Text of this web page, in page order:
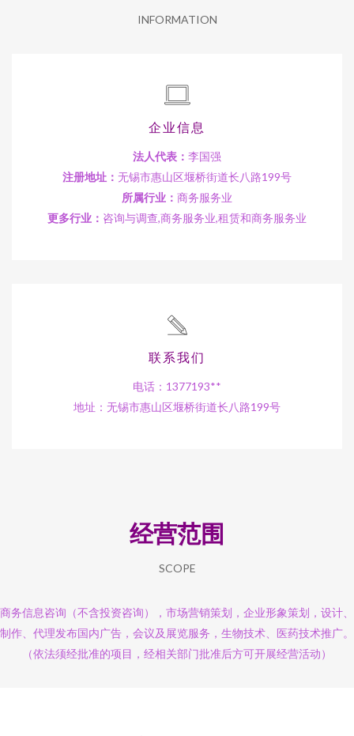
INFORMATION
企业信息
法人代表： 李国强
注册地址： 无锡市惠山区堰桥街道长八路199号
所属行业： 商务服务业
更多行业： 咨询与调查,商务服务业,租赁和商务服务业
联系我们
电话：1377193**
地址：无锡市惠山区堰桥街道长八路199号
经营范围
SCOPE
商务信息咨询（不含投资咨询），市场营销策划，企业形象策划，设计、
制作、代理发布国内广告，会议及展览服务，生物技术、医药技术推广。
（依法须经批准的项目，经相关部门批准后方可开展经营活动）